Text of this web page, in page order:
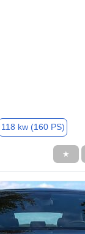
118 kw (160 PS)
★